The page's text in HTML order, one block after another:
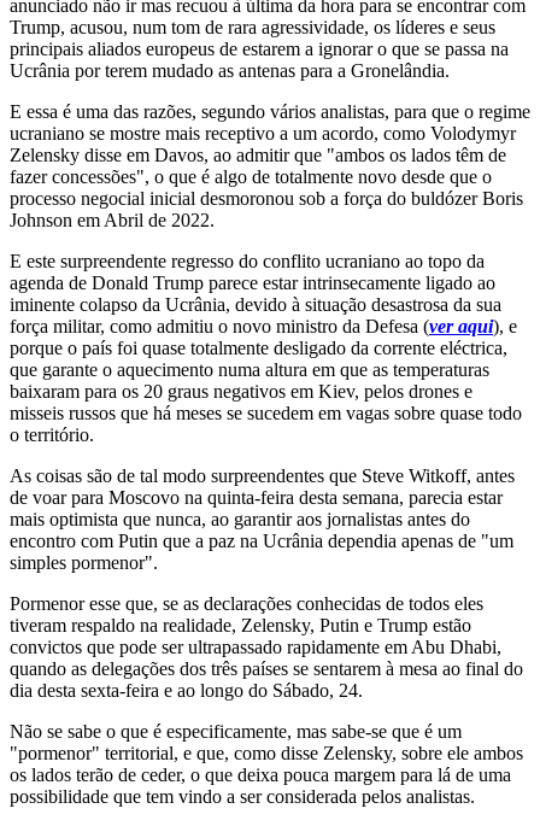
anunciado não ir mas recuou à última da hora para se encontrar com
Trump, acusou, num tom de rara agressividade, os líderes e seus
principais aliados europeus de estarem a ignorar o que se passa na
Ucrânia por terem mudado as antenas para a Gronelândia.
E essa é uma das razões, segundo vários analistas, para que o regime
ucraniano se mostre mais receptivo a um acordo, como Volodymyr
Zelensky disse em Davos, ao admitir que "ambos os lados têm de
fazer concessões", o que é algo de totalmente novo desde que o
processo negocial inicial desmoronou sob a força do buldózer Boris
Johnson em Abril de 2022.
E este surpreendente regresso do conflito ucraniano ao topo da
agenda de Donald Trump parece estar intrinsecamente ligado ao
iminente colapso da Ucrânia, devido à situação desastrosa da sua
força militar, como admitiu o novo ministro da Defesa (ver aqui), e
porque o país foi quase totalmente desligado da corrente eléctrica,
que garante o aquecimento numa altura em que as temperaturas
baixaram para os 20 graus negativos em Kiev, pelos drones e
misseis russos que há meses se sucedem em vagas sobre quase todo
o território.
As coisas são de tal modo surpreendentes que Steve Witkoff, antes
de voar para Moscovo na quinta-feira desta semana, parecia estar
mais optimista que nunca, ao garantir aos jornalistas antes do
encontro com Putin que a paz na Ucrânia dependia apenas de "um
simples pormenor".
Pormenor esse que, se as declarações conhecidas de todos eles
tiveram respaldo na realidade, Zelensky, Putin e Trump estão
convictos que pode ser ultrapassado rapidamente em Abu Dhabi,
quando as delegações dos três países se sentarem à mesa ao final do
dia desta sexta-feira e ao longo do Sábado, 24.
Não se sabe o que é especificamente, mas sabe-se que é um
"pormenor" territorial, e que, como disse Zelensky, sobre ele ambos
os lados terão de ceder, o que deixa pouca margem para lá de uma
possibilidade que tem vindo a ser considerada pelos analistas.